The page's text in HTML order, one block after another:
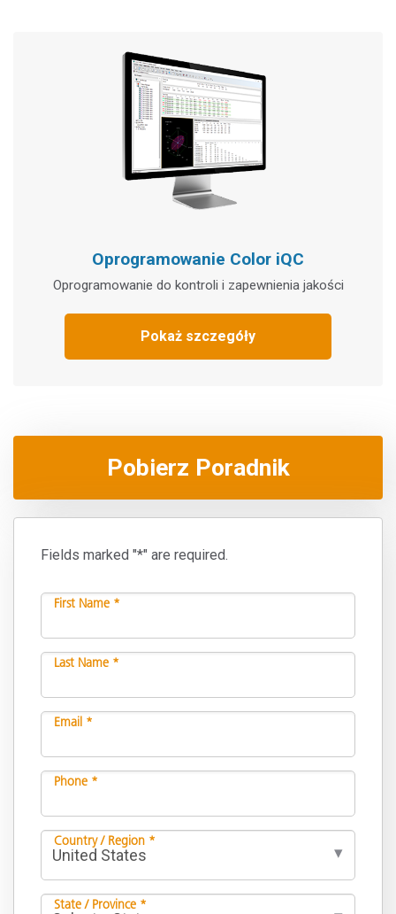
Oprogramowanie Color iQC
Oprogramowanie do kontroli i zapewnienia jakości
Pokaż szczegóły
Pobierz Poradnik
Fields marked "*" are required.
First Name *
Last Name *
Email *
Phone *
Country / Region *
State / Province *